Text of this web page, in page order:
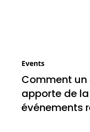
Events
Comment
apporte de
événements